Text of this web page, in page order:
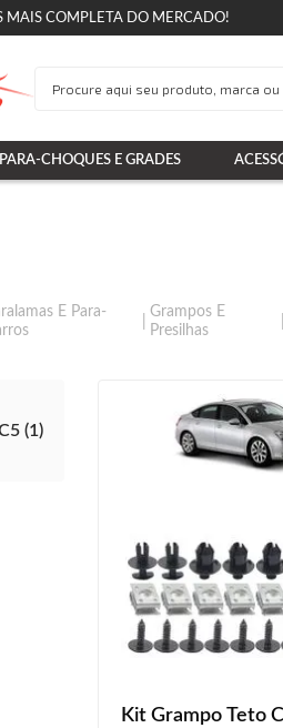
MAIS COMPLETA DO MERCADO!
PARA-CHOQUES E GRADES
E Para-
Grampos E
Presilhas
(1)
Kit Grampo Teto